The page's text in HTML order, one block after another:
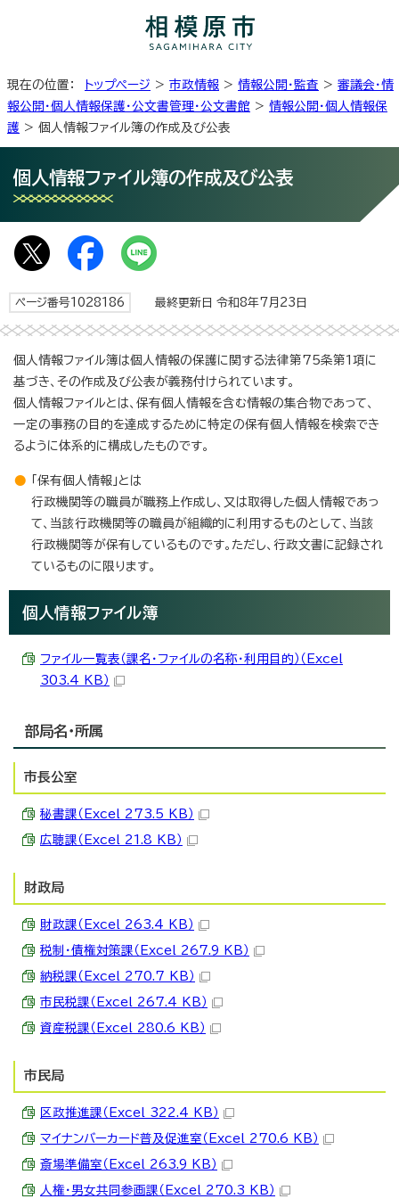
現在の位置： トップページ > 市政情報 > 情報公開・監査 > 審議会・情
報公開・個人情報保護・公文書管理・公文書館 > 情報公開・個人情報保
護 > 個人情報ファイル簿の作成及び公表
個人情報ファイル簿の作成及び公表
ページ番号1028186 最終更新日 令和8年7月23日
個人情報ファイル簿は個人情報の保護に関する法律第75条第1項に
基づき、その作成及び公表が義務付けられています。
個人情報ファイルとは、保有個人情報を含む情報の集合物であって、
一定の事務の目的を達成するために特定の保有個人情報を検索でき
るように体系的に構成したものです。
「保有個人情報」とは
行政機関等の職員が職務上作成し、又は取得した個人情報であっ
て、当該行政機関等の職員が組織的に利用するものとして、当該
行政機関等が保有しているものです。ただし、行政文書に記録され
ているものに限ります。
個人情報ファイル簿
ファイル一覧表（課名・ファイルの名称・利用目的）（Excel
303.4 KB）
部局名・所属
市長公室
秘書課（Excel 273.5 KB）
広聴課（Excel 21.8 KB）
財政局
財政課（Excel 263.4 KB）
税制・債権対策課（Excel 267.9 KB）
納税課（Excel 270.7 KB）
市民税課（Excel 267.4 KB）
資産税課（Excel 280.6 KB）
市民局
区政推進課（Excel 322.4 KB）
マイナンバーカード普及促進室（Excel 270.6 KB）
斎場準備室（Excel 263.9 KB）
人権・男女共同参画課（Excel 270.3 KB）